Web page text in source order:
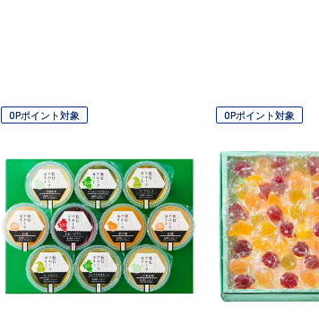
OPポイント対象 OPポイント対象